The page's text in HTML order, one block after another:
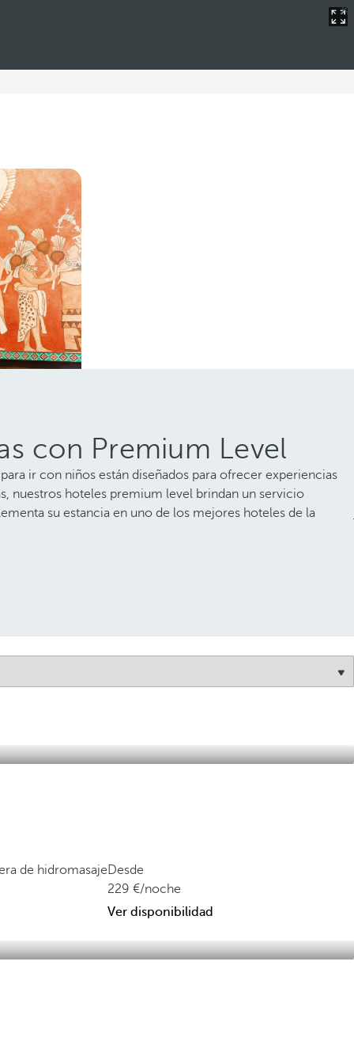
Level
con Premium Level
ir con niños están diseñados para ofrecer experiencias
nuestros hoteles premium level brindan un servicio
su estancia en uno de los mejores hoteles de la
de hidromasajeDesde
229
/noche
Ver disponibilidad